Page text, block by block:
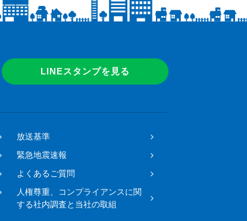
LINEスタンプを見る
放送基準
緊急地震速報
よくあるご質問
人権尊重、コンプライアンスに関
する社内調査と当社の取組